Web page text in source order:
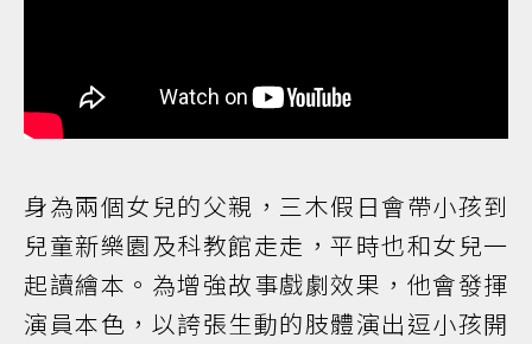
身為兩個女兒的父親，三木假日會帶小孩到
兒童新樂園及科教館走走，平時也和女兒一
起讀繪本。為增強故事戲劇效果，他會發揮
演員本色，以誇張生動的肢體演出逗小孩開